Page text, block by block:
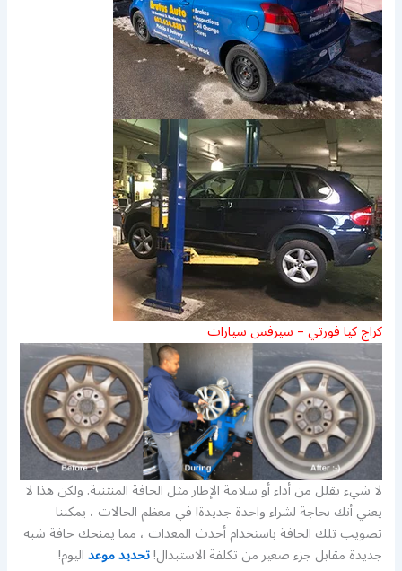
كراج كيا فورتي – سيرفس سيارات
لا شيء يقلل من أداء أو سلامة الإطار مثل الحافة المنثنية. ولكن هذا لا
يعني أنك بحاجة لشراء واحدة جديدة! في معظم الحالات ، يمكننا
تصويب تلك الحافة باستخدام أحدث المعدات ، مما يمنحك حافة شبه
جديدة مقابل جزء صغير من تكلفة الاستبدال!تحديد موعداليوم!